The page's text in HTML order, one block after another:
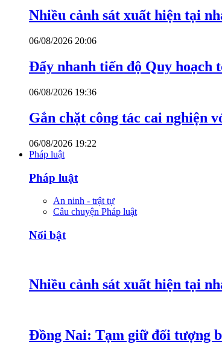
Nhiều cảnh sát xuất hiện tại
06/08/2026 20:06
Đẩy nhanh tiến độ Quy hoạch
06/08/2026 19:36
Gắn chặt công tác cai nghiện
06/08/2026 19:22
Pháp luật
Pháp luật
An ninh - trật tự
Câu chuyện Pháp luật
Nổi bật
Nhiều cảnh sát xuất hiện tại
Đồng Nai: Tạm giữ đối tượng